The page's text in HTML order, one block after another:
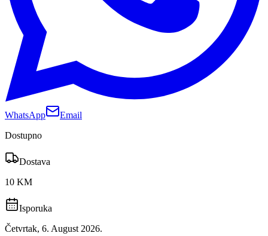
WhatsApp
Email
Dostupno
Dostava
10 KM
Isporuka
Četvrtak, 6. August 2026.